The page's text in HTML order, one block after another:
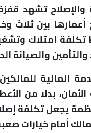
والإصلاح تشهد
أعمارها بين
والصيانة
المالية
بدلا من
يجعل تكلفة
أمام خيارات